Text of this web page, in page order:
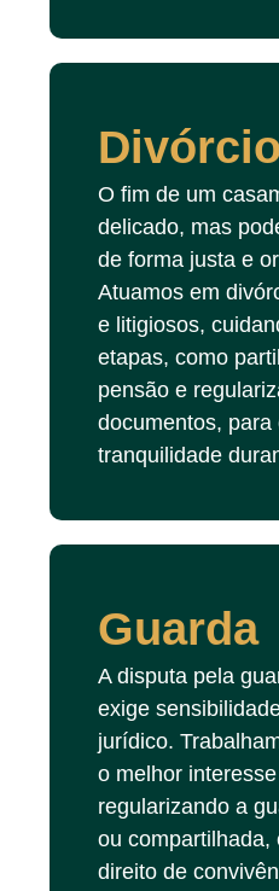
Divórcio
O fim de um
delicado, mas
de forma justa e
Atuamos em
e litigiosos,
etapas, como
pensão e
documentos,
tranquilidade
Guarda
A disputa pela
exige
jurídico.
o melhor
regularizando a
ou compartilhada,
direito de